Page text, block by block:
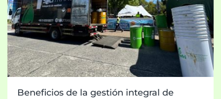
Beneficios de la gestión integral de